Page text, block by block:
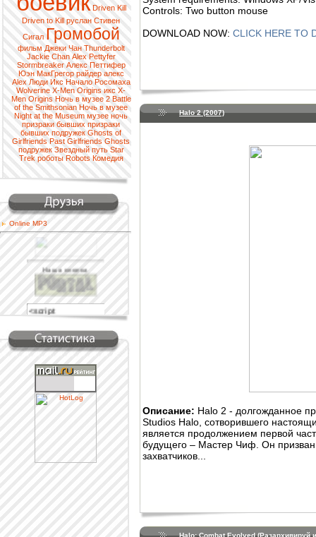
Driven Kill
Driven to Kill руслан Стивен
Сигал Громобой
фильм Джеки Чан Thunderbolt
Jackie Chan Alex Pettyfer
Stormbreaker Алекс Петтифер
Юэн МакГрегор райдер алекс
Alex Люди Икс Начало Росомаха
Wolverine X-Men Origins икс X-
Men Origins Ночь в музее 2 Battle
of the Smithsonian Ночь в музее
Night at the Museum музее ночь
призраки бывших призраки
бывших подружек Ghosts of
Girlfriends Past Girlfriends Ghosts
подружек Звездный путь Star
Trek роботы Robots Комедия
Online MP3
Наша кнопка
Проверить аттестат
Controls: Two button mouse
DOWNLOAD NOW: CLICK HERE TO
Halo 2 (2007)
Описание: Halo 2 - долгожданное
Studios Halo, сотворившего
является продолжением первой
будущего – Мастер Чиф. Он
захватчиков...
Halo: Combat Evolved (Разархивируй